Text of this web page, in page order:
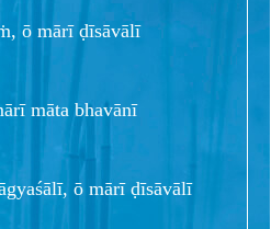
ō mārī ḍīsāvālī
māta bhavānī
ō mārī ḍīsāvālī